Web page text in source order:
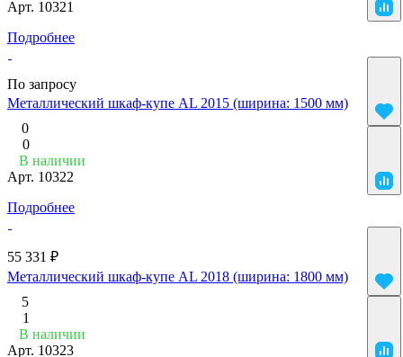
Арт. 10321
Подробнее
По запросу
Металлический шкаф-купе AL 2015 (ширина: 1500 мм)
0
0
В наличии
Арт. 10322
Подробнее
55 331 ₽
Металлический шкаф-купе AL 2018 (ширина: 1800 мм)
5
1
В наличии
Арт. 10323